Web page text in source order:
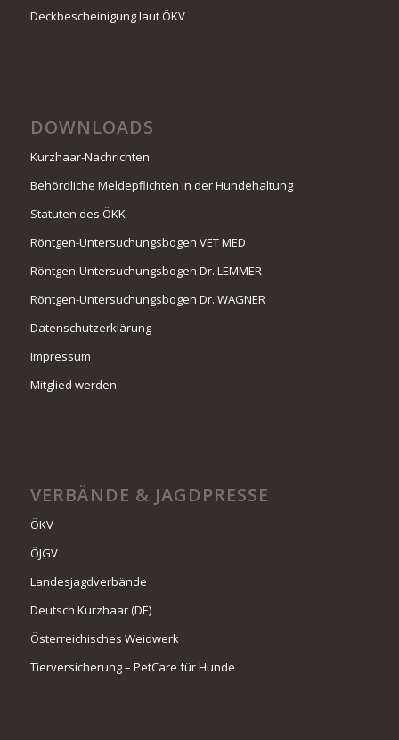
Deckbescheinigung laut ÖKV
DOWNLOADS
Kurzhaar-Nachrichten
Behördliche Meldepflichten in der Hundehaltung
Statuten des ÖKK
Röntgen-Untersuchungsbogen VET MED
Röntgen-Untersuchungsbogen Dr. LEMMER
Röntgen-Untersuchungsbogen Dr. WAGNER
Datenschutzerklärung
Impressum
Mitglied werden
VERBÄNDE & JAGDPRESSE
ÖKV
ÖJGV
Landesjagdverbände
Deutsch Kurzhaar (DE)
Österreichisches Weidwerk
Tierversicherung – PetCare für Hunde